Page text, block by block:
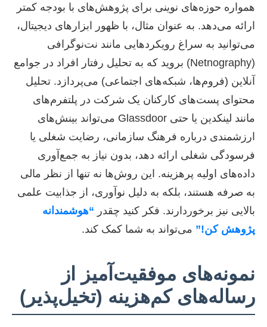
همواره حوزه‌های نوینی برای پژوهش‌های با بودجه کمتر
ارائه می‌دهد. به عنوان مثال، با ظهور ابزارهای دیجیتال،
می‌توانید به سراغ رویکردهایی مانند نت‌نوگرافی
(Netnography) بروید که به تحلیل رفتار افراد در جوامع
آنلاین (فروم‌ها، شبکه‌های اجتماعی) می‌پردازد. تحلیل
محتوای پست‌های کارکنان یک شرکت در پلتفرم‌های
مانند لینکدین یا حتی Glassdoor می‌تواند بینش‌های
ارزشمندی درباره فرهنگ سازمانی، رضایت شغلی یا
فرسودگی شغلی ارائه دهد، بدون نیاز به جمع‌آوری
داده‌های اولیه پرهزینه. این روش‌ها نه تنها از نظر مالی
به صرفه هستند، بلکه به دلیل نوآوری، از جذابیت علمی
بالایی نیز برخوردارند. فکر کنید چقدر “هوشمندانه
پژوهش کن!” می‌تواند به شما کمک کند.
نمونه‌های موفقیت‌آمیز از
رساله‌های کم‌هزینه (تخیل‌پذیر)